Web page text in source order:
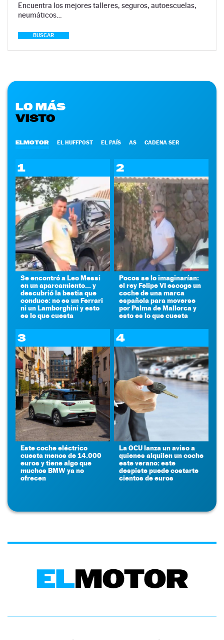
Encuentra los mejores talleres, seguros, autoescuelas,
neumáticos…
BUSCAR
LO MÁS
VISTO
ELMOTOR EL HUFFPOST EL PAÍS AS CADENA SER
1
Se encontró a Leo Messi
en un aparcamiento... y
descubrió la bestia que
conduce: no es un Ferrari
ni un Lamborghini y esto
es lo que cuesta
2
Pocos se lo imaginarían:
el rey Felipe VI escoge un
coche de una marca
española para moverse
por Palma de Mallorca y
esto es lo que cuesta
3
Este coche eléctrico
cuesta menos de 14.000
euros y tiene algo que
muchos BMW ya no
ofrecen
4
La OCU lanza un aviso a
quienes alquilen un coche
este verano: este
despiste puede costarte
cientos de euros